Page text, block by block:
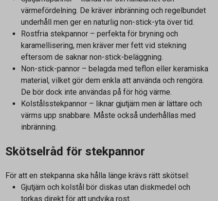
värmefördelning. De kräver inbränning och regelbundet
underhåll men ger en naturlig non-stick-yta över tid.
Rostfria stekpannor – perfekta för bryning och
karamellisering, men kräver mer fett vid stekning
eftersom de saknar non-stick-beläggning.
Non-stick-pannor – belagda med teflon eller keramiska
material, vilket gör dem enkla att använda och rengöra.
De bör dock inte användas på för hög värme.
Kolstålsstekpannor – liknar gjutjärn men är lättare och
värms upp snabbare. Måste också underhållas med
inbränning.
Skötselråd för stekpannor
För att en stekpanna ska hålla länge krävs rätt skötsel:
Gjutjärn och kolstål bör diskas utan diskmedel och
torkas direkt för att undvika rost.